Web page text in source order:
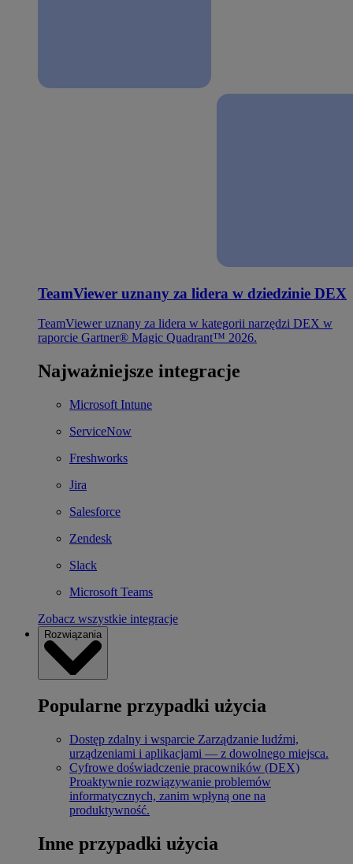
TeamViewer uznany za lidera w dziedzinie DEX
TeamViewer uznany za lidera w kategorii narzędzi DEX w
raporcie Gartner® Magic Quadrant™ 2026.
Najważniejsze integracje
Microsoft Intune
ServiceNow
Freshworks
Jira
Salesforce
Zendesk
Slack
Microsoft Teams
Zobacz wszystkie integracje
Rozwiązania
Popularne przypadki użycia
Dostęp zdalny i wsparcie Zarządzanie ludźmi,
urządzeniami i aplikacjami — z dowolnego miejsca.
Cyfrowe doświadczenie pracowników (DEX)
Proaktywnie rozwiązywanie problemów
informatycznych, zanim wpłyną one na
produktywność.
Inne przypadki użycia